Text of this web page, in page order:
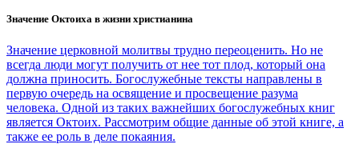
Значение Октоиха в жизни христианина
Значение церковной молитвы трудно переоценить. Но не
всегда люди могут получить от нее тот плод, который она
должна приносить. Богослужебные тексты направлены в
первую очередь на освящение и просвещение разума
человека. Одной из таких важнейших богослужебных книг
является Октоих. Рассмотрим общие данные об этой книге, а
также ее роль в деле покаяния.